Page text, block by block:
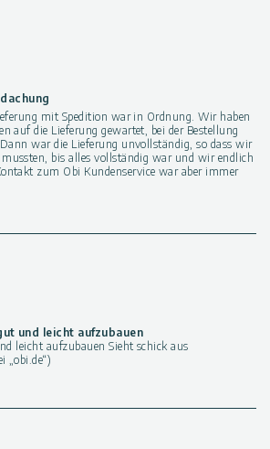
mit Spedition war in Ordnung. Wir haben
auf die Lieferung gewartet, bei der Bestellung
war die Lieferung unvollständig, so dass wir
bis alles vollständig war und wir endlich
zum Obi Kundenservice war aber immer
und leicht aufzubauen
leicht aufzubauen Sieht schick aus
„obi.de“)